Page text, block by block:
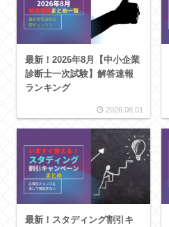
最新！2026年8月【中小企業
診断士一次試験】解答速報
ランキング
2026.08.01
最新！スタディング割引キ